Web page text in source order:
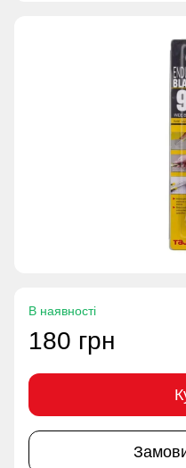
В наявності
180 грн